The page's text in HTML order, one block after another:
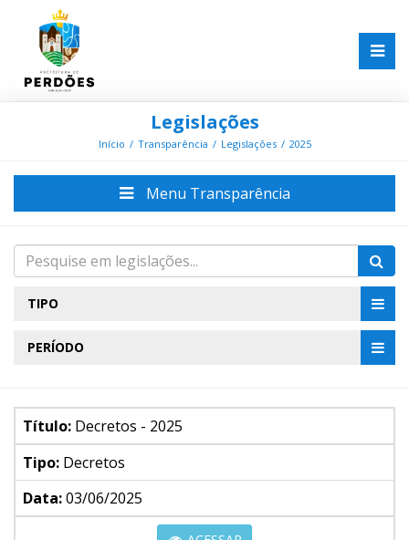
Legislações
Início Transparência Legislações 2025
Menu Transparência
TIPO
PERÍODO
Título: Decretos - 2025
Tipo: Decretos
Data:03/06/2025